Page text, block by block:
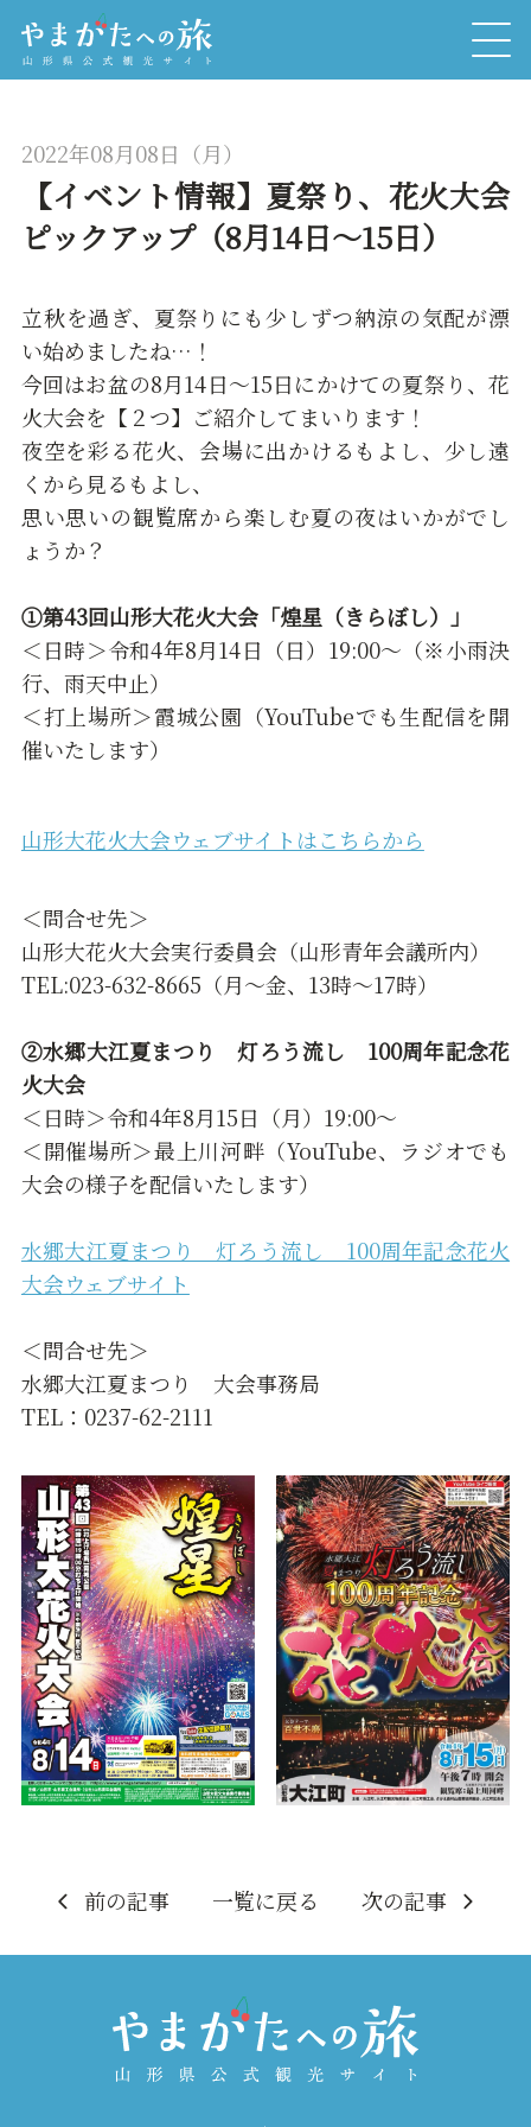
【イベント情報】夏祭り、花火大会
ピックアップ（8月14日～15日）
2022年08月08日（月）
立秋を過ぎ、夏祭りにも少しずつ納涼の気配が漂
い始めましたね…！
今回はお盆の8月14日～15日にかけての夏祭り、花
火大会を【２つ】ご紹介してまいります！
夜空を彩る花火、会場に出かけるもよし、少し遠
くから見るもよし、
思い思いの観覧席から楽しむ夏の夜はいかがでし
ょうか？
①第43回山形大花火大会「煌星（きらぼし）」
＜日時＞令和4年8月14日（日）19:00～（※小雨決
行、雨天中止）
＜打上場所＞霞城公園（YouTubeでも生配信を開
催いたします）
山形大花火大会ウェブサイトはこちらから
＜問合せ先＞
山形大花火大会実行委員会（山形青年会議所内）
TEL:023-632-8665（月～金、13時～17時）
②水郷大江夏まつり 灯ろう流し 100周年記念花
火大会
＜日時＞令和4年8月15日（月）19:00～
＜開催場所＞最上川河畔（YouTube、ラジオでも
大会の様子を配信いたします）
水郷大江夏まつり 灯ろう流し 100周年記念花火
大会ウェブサイト
＜問合せ先＞
水郷大江夏まつり 大会事務局
TEL：0237-62-2111
前の記事 一覧に戻る 次の記事